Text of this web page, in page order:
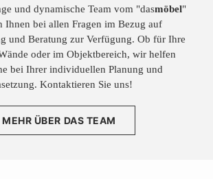
und dynamische Team vom "dasmöbel"
Ihnen bei allen Fragen im Bezug auf
und Beratung zur Verfügung. Ob für Ihre
oder im Objektbereich, wir helfen
bei Ihrer individuellen Planung und
Kontaktieren Sie uns!
MEHR ÜBER DAS TEAM